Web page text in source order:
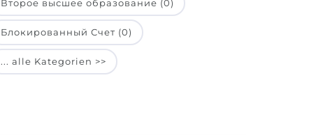
Второе высшее образование (0)
Блокированный Счет (0)
... alle Kategorien >>